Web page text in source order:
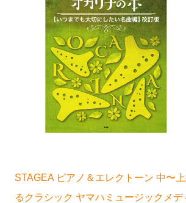
STAGEA ピアノ＆エレクトーン 中〜
るクラシック ヤマハミュージックメ